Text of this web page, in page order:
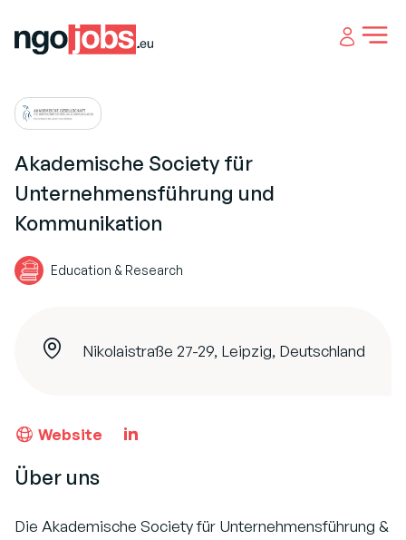
Open
Akademische Society für
Unternehmensführung und
Kommunikation
Education & Research
Nikolaistraße 27-29, Leipzig, Deutschland
Website
Über uns
Die Akademische Society für Unternehmensführung &